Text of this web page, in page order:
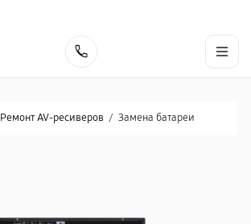
Ремонт AV-ресиверов / Замена батареи